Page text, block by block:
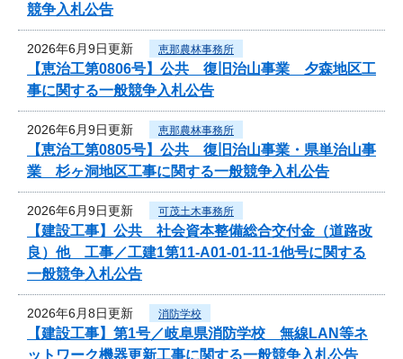
競争入札公告
2026年6月9日更新 恵那農林事務所
【恵治工第0806号】公共 復旧治山事業 夕森地区工
事に関する一般競争入札公告
2026年6月9日更新 恵那農林事務所
【恵治工第0805号】公共 復旧治山事業・県単治山事
業 杉ヶ洞地区工事に関する一般競争入札公告
2026年6月9日更新 可茂土木事務所
【建設工事】公共 社会資本整備総合交付金（道路改
良）他 工事／工建1第11-A01-01-11-1他号に関する
一般競争入札公告
2026年6月8日更新 消防学校
【建設工事】第1号／岐阜県消防学校 無線LAN等ネ
ットワーク機器更新工事に関する一般競争入札公告